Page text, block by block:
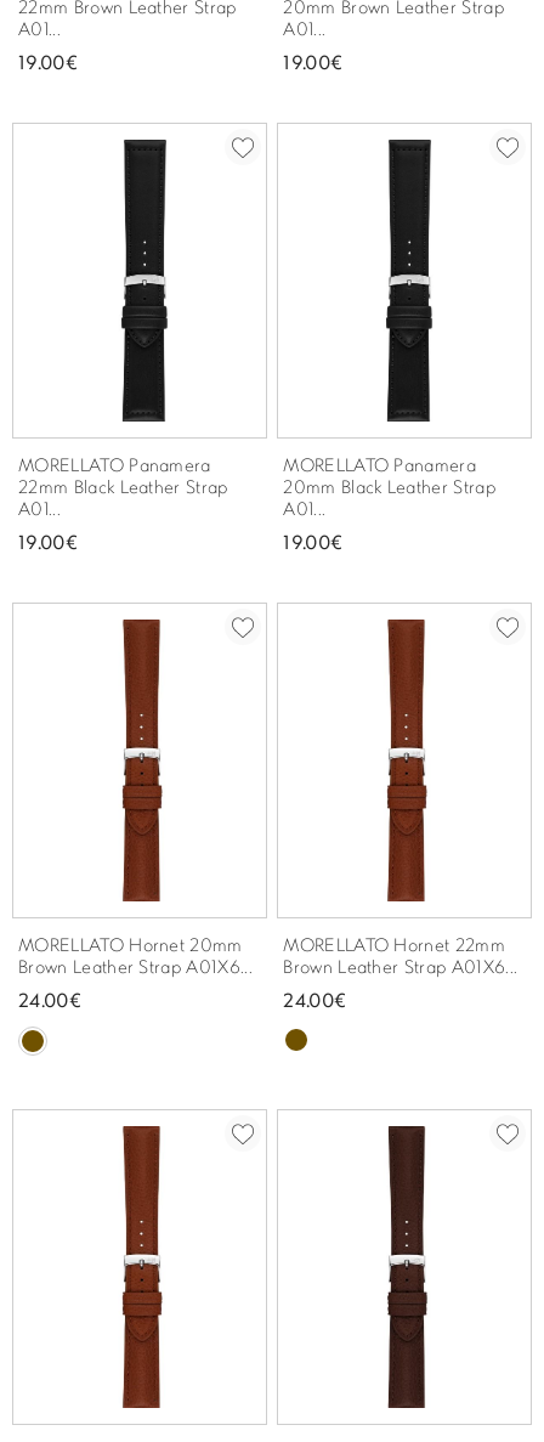
22mm Brown Leather Strap
A01...
19.00€
20mm Brown Leather Strap
A01...
19.00€
MORELLATO Panamera
22mm Black Leather Strap
A01...
19.00€
MORELLATO Panamera
20mm Black Leather Strap
A01...
19.00€
MORELLATO Hornet 20mm
Brown Leather Strap A01X6...
24.00€
MORELLATO Hornet 22mm
Brown Leather Strap A01X6...
24.00€